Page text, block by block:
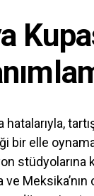
bir elle
stüdyolarına
ve Meksika’nın